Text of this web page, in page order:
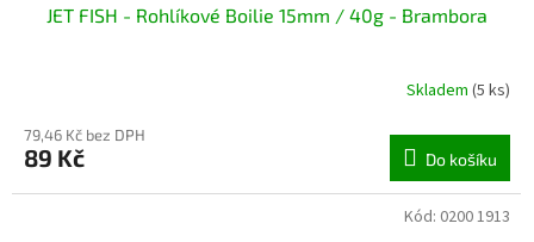
JET FISH - Rohlíkové Boilie 15mm / 40g - Brambora
Skladem (5 ks)
79,46 Kč bez DPH
89 Kč Do košíku
Kód: 0200 1913